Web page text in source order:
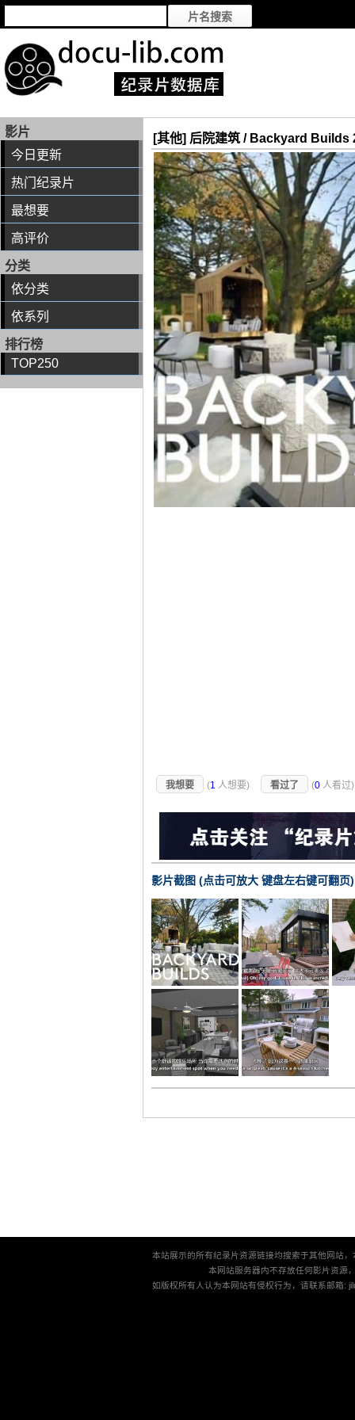
影片
今日更新
热门纪录片
最想要
高评价
分类
依分类
依系列
排行榜
TOP250
[其他] 后院建筑 / Backyard Builds
我想要 (1 人想要) 看过了 (0 人看过
影片截图 (点击可放大 键盘左右键可翻页)
本站展示的所有纪录片资源链接均搜索于其他网站
本网站服务器内不存放任何影片资源
如版权所有人认为本网站有侵权行为，请联系邮箱: